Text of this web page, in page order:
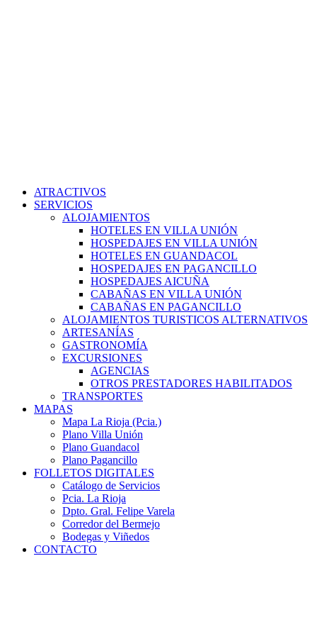
ATRACTIVOS
SERVICIOS
ALOJAMIENTOS
HOTELES EN VILLA UNIÓN
HOSPEDAJES EN VILLA UNIÓN
HOTELES EN GUANDACOL
HOSPEDAJES EN PAGANCILLO
HOSPEDAJES AICUÑA
CABAÑAS EN VILLA UNIÓN
CABAÑAS EN PAGANCILLO
ALOJAMIENTOS TURISTICOS ALTERNATIVOS
ARTESANÍAS
GASTRONOMÍA
EXCURSIONES
AGENCIAS
OTROS PRESTADORES HABILITADOS
TRANSPORTES
MAPAS
Mapa La Rioja (Pcia.)
Plano Villa Unión
Plano Guandacol
Plano Pagancillo
FOLLETOS DIGITALES
Catálogo de Servicios
Pcia. La Rioja
Dpto. Gral. Felipe Varela
Corredor del Bermejo
Bodegas y Viñedos
CONTACTO